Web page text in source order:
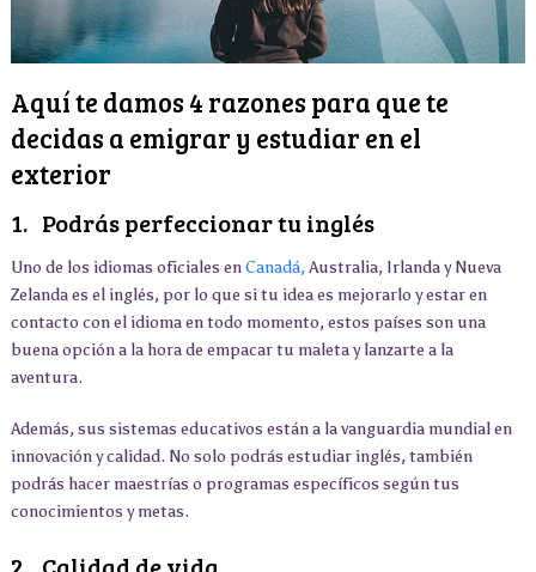
Aquí te damos 4 razones para que te
decidas a emigrar y estudiar en el
exterior
1. Podrás perfeccionar tu inglés
Uno de los idiomas oficiales enCanadá, Australia, Irlanda y Nueva
Zelanda es el inglés, por lo que si tu idea es mejorarlo y estar en
contacto con el idioma en todo momento, estos países son una
buena opción a la hora de empacar tu maleta y lanzarte a la
aventura.
Además, sus sistemas educativos están a la vanguardia mundial en
innovación y calidad. No solo podrás estudiar inglés, también
podrás hacer maestrías o programas específicos según tus
conocimientos y metas.